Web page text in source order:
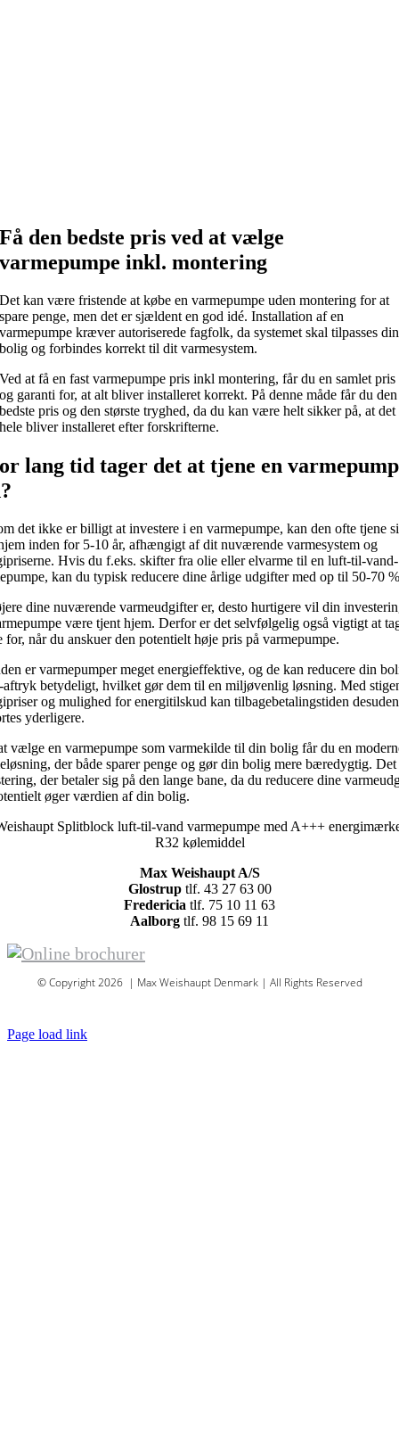
Få den bedste pris ved at vælge
varmepumpe inkl. montering
Det kan være fristende at købe en varmepumpe uden montering for at
spare penge, men det er sjældent en god idé. Installation af en
varmepumpe kræver autoriserede fagfolk, da systemet skal tilpasses din
bolig og forbindes korrekt til dit varmesystem.
Ved at få en fast varmepumpe pris inkl montering, får du en samlet pris
og garanti for, at alt bliver installeret korrekt. På denne måde får du den
bedste pris og den største tryghed, da du kan være helt sikker på, at det
hele bliver installeret efter forskrifterne.
lang tid tager det at tjene en
det ikke er billigt at investere i en varmepumpe, kan den ofte tjene
inden for 5-10 år, afhængigt af dit nuværende varmesystem og
Hvis du f.eks. skifter fra olie eller elvarme til en luft-til-vand-
kan du typisk reducere dine årlige udgifter med op til 50-70
dine nuværende varmeudgifter er, desto hurtigere vil din
være tjent hjem. Derfor er det selvfølgelig også vigtigt at
for, når du anskuer den potentielt høje pris på varmepumpe.
er varmepumper meget energieffektive, og de kan reducere din
betydeligt, hvilket gør dem til en miljøvenlig løsning. Med
og mulighed for energitilskud kan tilbagebetalingstiden desuden
yderligere.
vælge en varmepumpe som varmekilde til din bolig får du en
der både sparer penge og gør din bolig mere bæredygtig. Det
der betaler sig på den lange bane, da du reducere dine
øger værdien af din bolig.
Max Weishaupt A/S
Glostruptlf. 43 27 63 00
Fredericia tlf. 75 10 11 63
Aalborg tlf. 98 15 69 11
© Copyright 2026 | Max Weishaupt Denmark | All Rights Reserved
Page load link